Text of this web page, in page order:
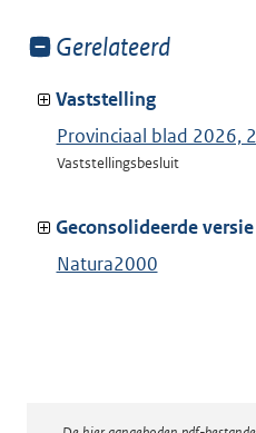
Toon
van:
Gerelateerd
Vaststelling
Provinciaal blad 2026,
Vaststellingsbesluit
Geconsolideerde versie
Natura2000